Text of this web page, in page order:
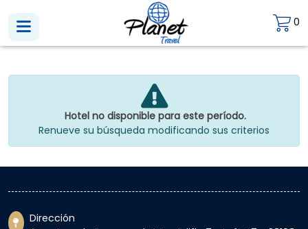
0
Hotel no disponible para este período.
Renueve su búsqueda modificando sus criterios
Dirección